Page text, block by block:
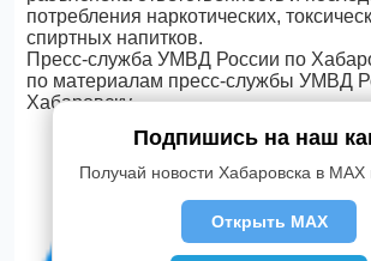
потребления наркотических,
спиртных напитков.
Пресс-служба УМВД России по
по материалам пресс-службы УМВД
Хабаровску
Подпишись на наш
Получай новости Хабаровска в MAX
Открыть MAX